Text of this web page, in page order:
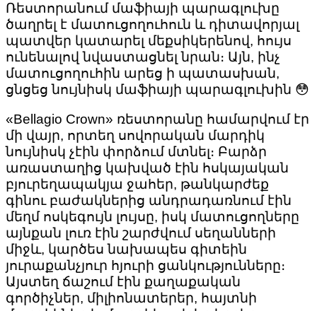
Ռեստորանում մաֆիայի պարագլուխը
ծաղրել է մատուցողուհուն և դիտավորյալ
պատվեր կատարել մեքսիկերենով, հույս
ունենալով նվաստացնել նրան։ Այն, ինչ
մատուցողուհին արեց ի պատասխան,
ցնցեց նույնիսկ մաֆիայի պարագլուխին 😳
«Bellagio Crown» ռեստորանը համարվում էր
մի վայր, որտեղ սովորական մարդիկ
նույնիսկ չէին փորձում մտնել։ Բարձր
առաստաղից կախված էին հսկայական
բյուրեղապակյա ջահեր, թանկարժեք
գինու բաժակներից անդրադառնում էին
մեղմ ոսկեգույն լույսը, իսկ մատուցողները
այնքան լուռ էին շարժվում սեղանների
միջև, կարծես նախապես գիտեին
յուրաքանչյուր հյուրի ցանկությունները։
Այստեղ ճաշում էին քաղաքական
գործիչներ, միլիոնատերեր, հայտնի